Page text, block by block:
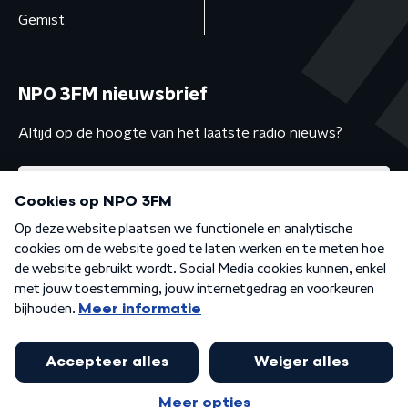
Gemist
NPO 3FM nieuwsbrief
Altijd op de hoogte van het laatste radio nieuws?
Algemene voorwaarden Privacybeleid